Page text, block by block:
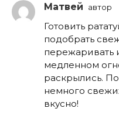
Матвей автор
Готовить
подобрать
пережаривать
медленном
раскрылись.
немного
вкусно!